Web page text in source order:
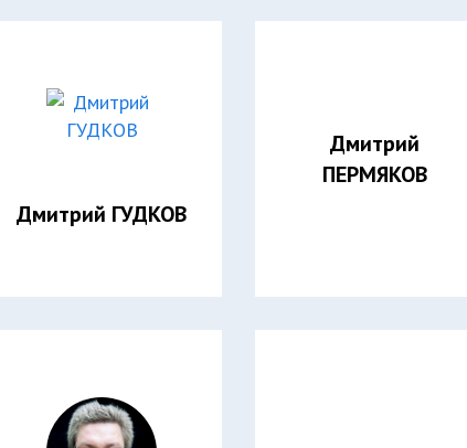
Дмитрий ГУДКОВ
Дмитрий
ПЕРМЯКОВ